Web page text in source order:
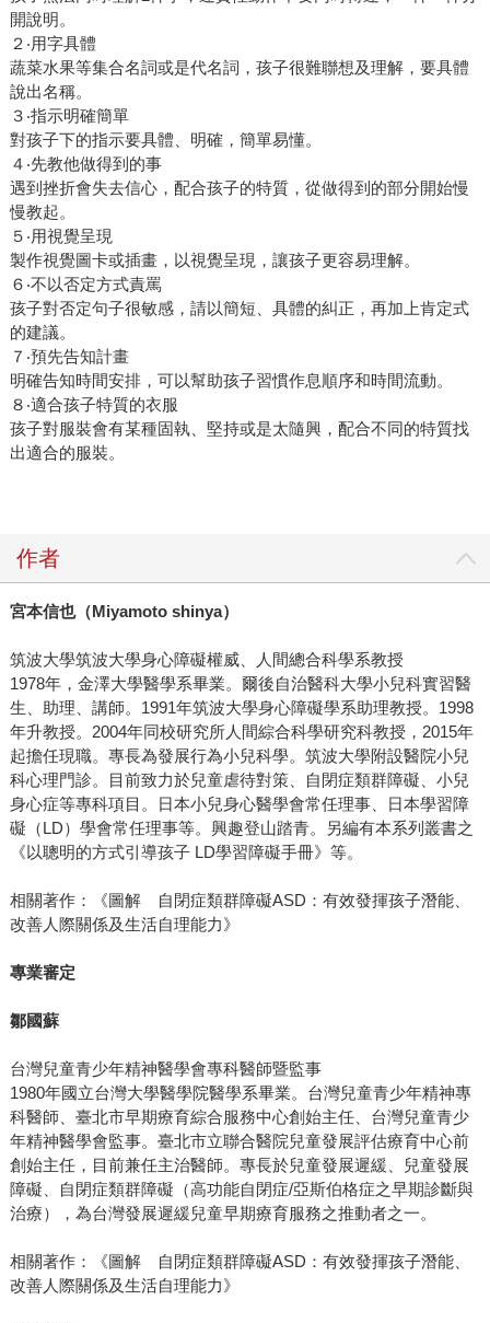
開說明。
２‧用字具體
蔬菜水果等集合名詞或是代名詞，孩子很難聯想及理解，要具體
說出名稱。
３‧指示明確簡單
對孩子下的指示要具體、明確，簡單易懂。
４‧先教他做得到的事
遇到挫折會失去信心，配合孩子的特質，從做得到的部分開始慢
慢教起。
５‧用視覺呈現
製作視覺圖卡或插畫，以視覺呈現，讓孩子更容易理解。
６‧不以否定方式責罵
孩子對否定句子很敏感，請以簡短、具體的糾正，再加上肯定式
的建議。
７‧預先告知計畫
明確告知時間安排，可以幫助孩子習慣作息順序和時間流動。
８‧適合孩子特質的衣服
孩子對服裝會有某種固執、堅持或是太隨興，配合不同的特質找
出適合的服裝。
作者
宮本信也（Miyamoto shinya）
筑波大學筑波大學身心障礙權威、人間總合科學系教授
1978年，金澤大學醫學系畢業。爾後自治醫科大學小兒科實習醫
生、助理、講師。1991年筑波大學身心障礙學系助理教授。1998
年升教授。2004年同校研究所人間綜合科學研究科教授，2015年
起擔任現職。專長為發展行為小兒科學。筑波大學附設醫院小兒
科心理門診。目前致力於兒童虐待對策、自閉症類群障礙、小兒
身心症等專科項目。日本小兒身心醫學會常任理事、日本學習障
礙（LD）學會常任理事等。興趣登山踏青。另編有本系列叢書之
《以聰明的方式引導孩子 LD學習障礙手冊》等。
相關著作：《圖解 自閉症類群障礙ASD：有效發揮孩子潛能、
改善人際關係及生活自理能力》
專業審定
鄒國蘇
台灣兒童青少年精神醫學會專科醫師暨監事
1980年國立台灣大學醫學院醫學系畢業。台灣兒童青少年精神專
科醫師、臺北市早期療育綜合服務中心創始主任、台灣兒童青少
年精神醫學會監事。臺北市立聯合醫院兒童發展評估療育中心前
創始主任，目前兼任主治醫師。專長於兒童發展遲緩、兒童發展
障礙、自閉症類群障礙（高功能自閉症/亞斯伯格症之早期診斷與
治療），為台灣發展遲緩兒童早期療育服務之推動者之一。
相關著作：《圖解 自閉症類群障礙ASD：有效發揮孩子潛能、
改善人際關係及生活自理能力》